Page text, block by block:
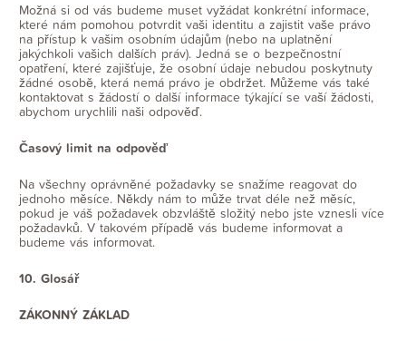
Možná si od vás budeme muset vyžádat konkrétní informace,
které nám pomohou potvrdit vaši identitu a zajistit vaše právo
na přístup k vašim osobním údajům (nebo na uplatnění
jakýchkoli vašich dalších práv). Jedná se o bezpečnostní
opatření, které zajišťuje, že osobní údaje nebudou poskytnuty
žádné osobě, která nemá právo je obdržet. Můžeme vás také
kontaktovat s žádostí o další informace týkající se vaší žádosti,
abychom urychlili naši odpověď.
Časový limit na odpověď
Na všechny oprávněné požadavky se snažíme reagovat do
jednoho měsíce. Někdy nám to může trvat déle než měsíc,
pokud je váš požadavek obzvláště složitý nebo jste vznesli více
požadavků. V takovém případě vás budeme informovat a
budeme vás informovat.
10. Glosář
ZÁKONNÝ ZÁKLAD